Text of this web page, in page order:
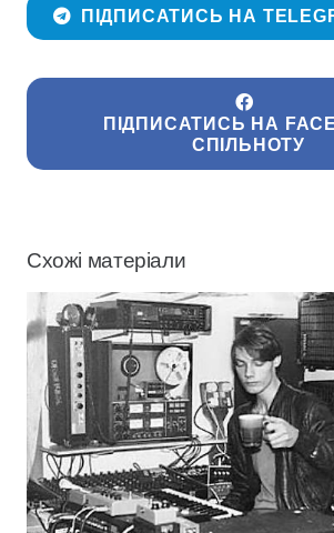
ПІДПИСАТИСЬ НА
ПІДПИСАТИСЬ НА
СПІЛЬНОТУ
Схожі матеріали